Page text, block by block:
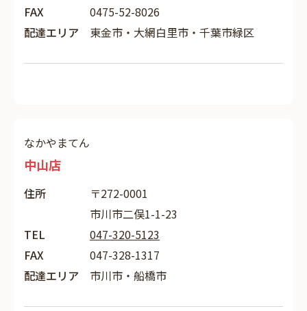
FAX
0475-52-8026
配達エリア
東金市・大網白里市・千葉市緑区
なかやまてん
中山店
住所
〒272-0001
市川市二俣1-1-23
TEL
047-320-5123
FAX
047-328-1317
配達エリア
市川市・船橋市